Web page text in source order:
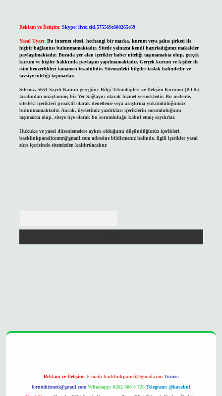
Reklam ve İletişim: Skype: live:.cid.575569c608265c69
Yasal Uyarı: Bu internet sitesi, herhangi bir marka, kurum veya şahıs şirketi ile
hiçbir bağlantısı bulunmamaktadır. Sitede yalnızca kendi hazırladığımız makaleler
paylaşılmaktadır. Burada yer alan içerikler haber niteliği taşımamakta olup, gerçek
kurum ve kişiler hakkında paylaşım yapılmamaktadır. Gerçek kurum ve kişiler ile
isim benzerlikleri tamamen tesadüfidir. Sitemizdeki bilgiler taslak halindedir ve
tavsiye niteliği taşımazlar.
Sitemiz, 5651 Sayılı Kanun gereğince Bilgi Teknolojileri ve İletişim Kurumu (BTK)
tarafından onaylanmış bir Yer Sağlayıcı olarak hizmet vermektedir. Bu nedenle,
sitedeki içerikleri proaktif olarak denetleme veya araştırma yükümlülüğümüz
bulunmamaktadır. Ancak, üyelerimiz yazdıkları içeriklerin sorumluluğunu
taşımakta olup, siteye üye olarak bu sorumluluğu kabul etmiş sayılırlar.
Hukuka ve yasal düzenlemelere aykırı olduğunu düşündüğünüz içerikleri,
backlinkpanelicomtr@gmail.comadresine bildirmeniz halinde, ilgili içerikler yasal
süre içerisinde sitemizden kaldırılacaktır.
Reklam ve İletişim: E-mail: backlinkpaneli@gmail.com Teams:
forumhizmeti@gmail.com Whatsapp: 0262 606 0 726 Telegram: @karabul